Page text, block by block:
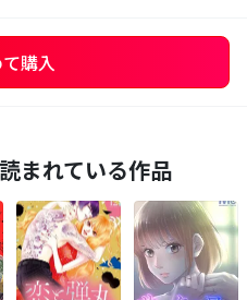
購入
まれている作品